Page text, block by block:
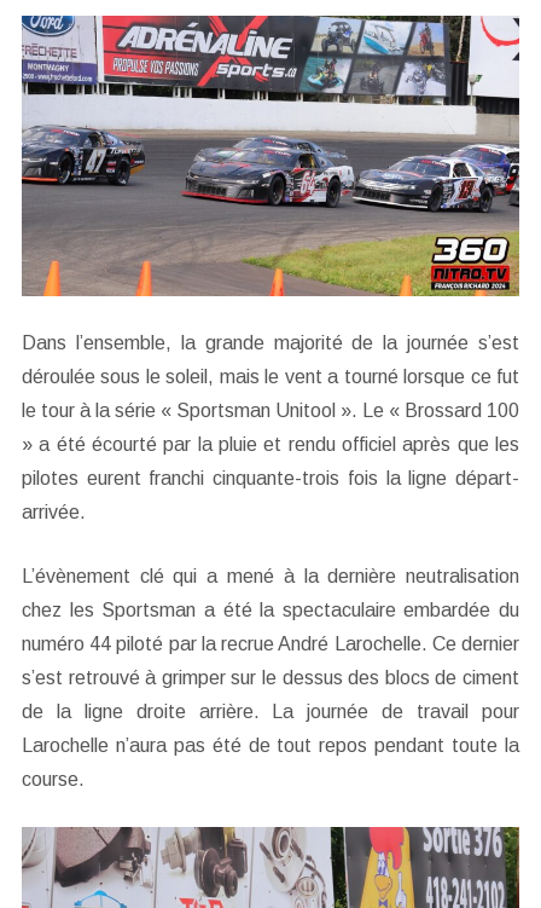
Dans l’ensemble, la grande majorité de la journée s’est
déroulée sous le soleil, mais le vent a tourné lorsque ce fut
le tour à la série « Sportsman Unitool ». Le « Brossard 100
» a été écourté par la pluie et rendu officiel après que les
pilotes eurent franchi cinquante-trois fois la ligne départ-
arrivée.
L’évènement clé qui a mené à la dernière neutralisation
chez les Sportsman a été la spectaculaire embardée du
numéro 44 piloté par la recrue André Larochelle. Ce dernier
s’est retrouvé à grimper sur le dessus des blocs de ciment
de la ligne droite arrière. La journée de travail pour
Larochelle n’aura pas été de tout repos pendant toute la
course.